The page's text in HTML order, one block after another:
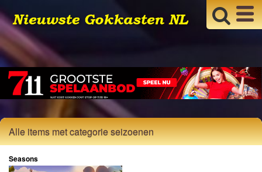
Alle items met categorie seizoenen
Seasons